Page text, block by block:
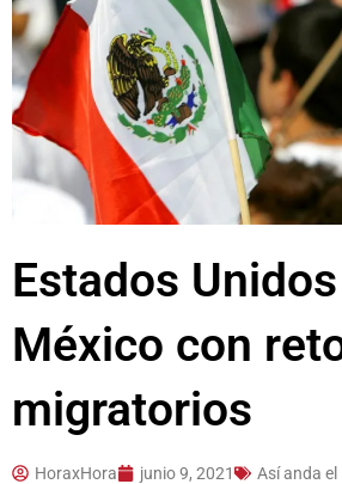
Estados
México con
migratorios
HoraxHora junio 9, 2021 Así anda